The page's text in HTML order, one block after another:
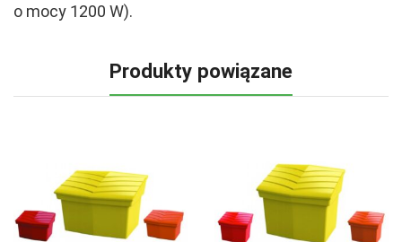
o mocy 1200 W).
Produkty powiązane